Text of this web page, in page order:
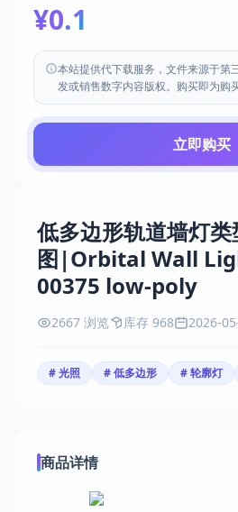
低多边形轨道墙灯
图|Orbital Wall
00375 low-poly
2667 浏览 库存 968 2026-
# 光照 # 低多边形 # 轮廓灯
商品详情
¥0.1
本站提供代下载服务，文件来源于第
发或销售数字内容版权。购买即为购
立即购买